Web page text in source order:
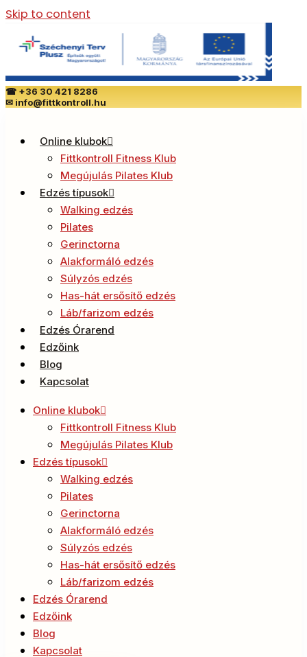
Skip to content
☎ +36 30 421 8286
✉ info@fittkontroll.hu
Online klubok
Fittkontroll Fitness Klub
Megújulás Pilates Klub
Edzés típusok
Walking edzés
Pilates
Gerinctorna
Alakformáló edzés
Súlyzós edzés
Has-hát ersősítő edzés
Láb/farizom edzés
Edzés Órarend
Edzőink
Blog
Kapcsolat
Online klubok
Fittkontroll Fitness Klub
Megújulás Pilates Klub
Edzés típusok
Walking edzés
Pilates
Gerinctorna
Alakformáló edzés
Súlyzós edzés
Has-hát ersősítő edzés
Láb/farizom edzés
Edzés Órarend
Edzőink
Blog
Kapcsolat